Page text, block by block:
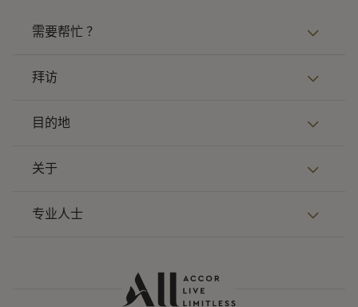
需要帮忙 ？
拜访
目的地
关于
专业人士